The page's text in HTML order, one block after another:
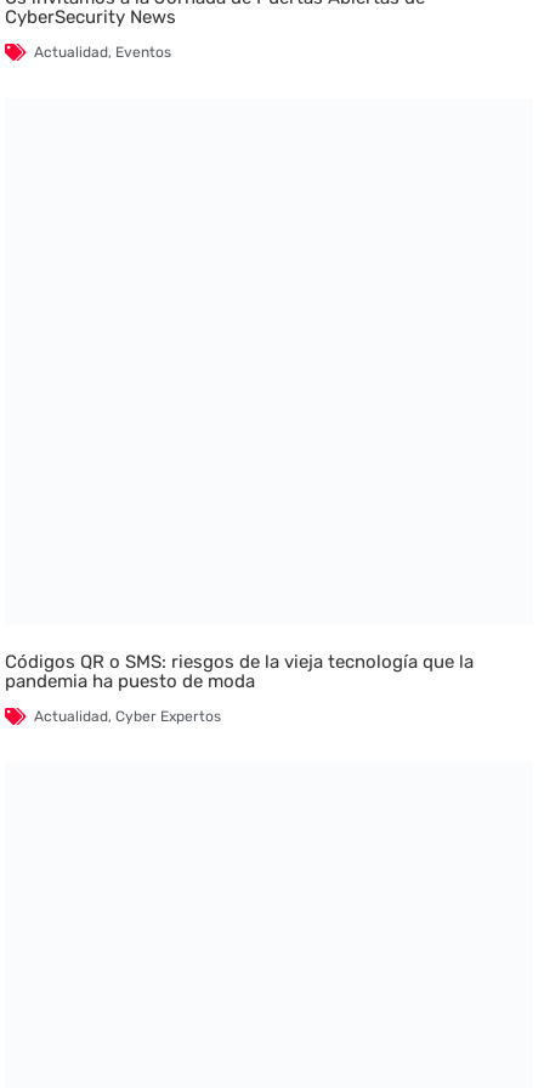
CyberSecurity News
Actualidad, Eventos
Códigos QR o SMS: riesgos de la vieja tecnología que la
pandemia ha puesto de moda
Actualidad,Cyber Expertos